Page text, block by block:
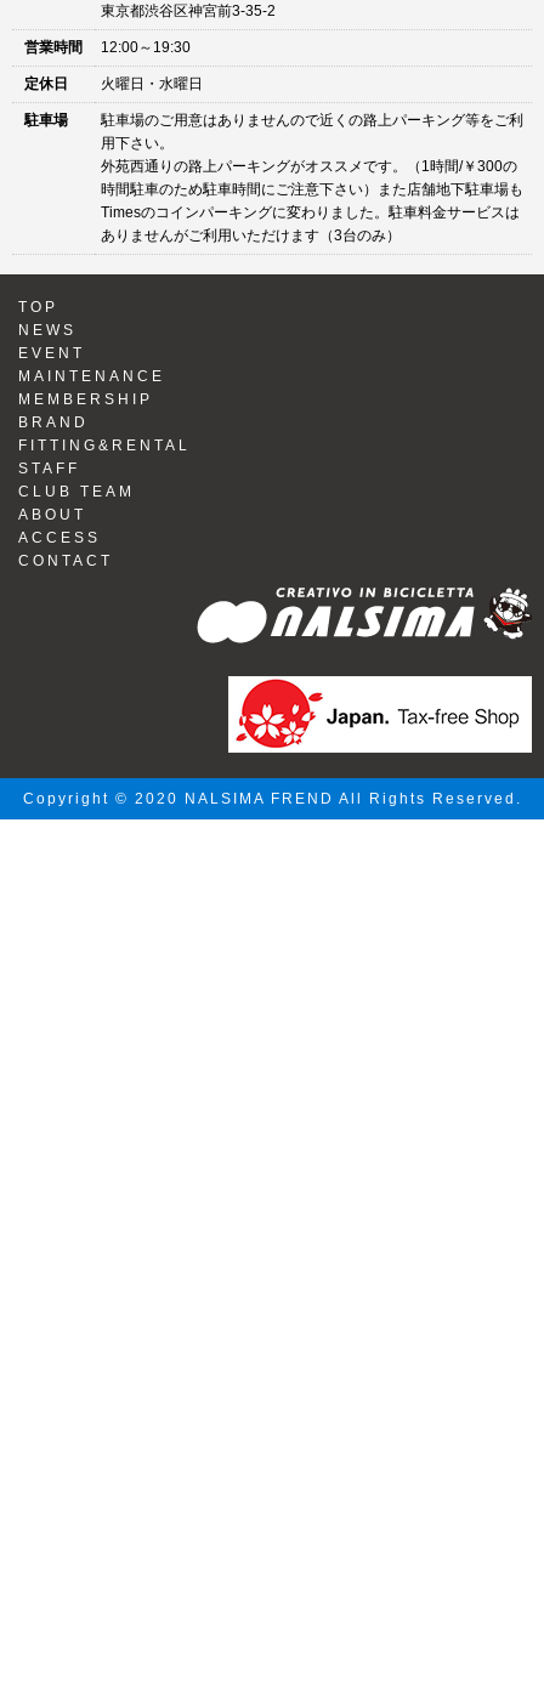
東京都渋谷区神宮前3-35-2
営業時間 12:00～19:30
定休日 火曜日・水曜日
駐車場
駐車場のご用意はありませんので近くの路上パーキング等をご利
用下さい。
外苑西通りの路上パーキングがオススメです。（1時間/￥300の
時間駐車のため駐車時間にご注意下さい）また店舗地下駐車場も
Timesのコインパーキングに変わりました。駐車料金サービスは
ありませんがご利用いただけます（3台のみ）
TOP
NEWS
EVENT
MAINTENANCE
MEMBERSHIP
BRAND
FITTING&RENTAL
STAFF
CLUB TEAM
ABOUT
ACCESS
CONTACT
Copyright © 2020 NALSIMA FREND All Rights Reserved.